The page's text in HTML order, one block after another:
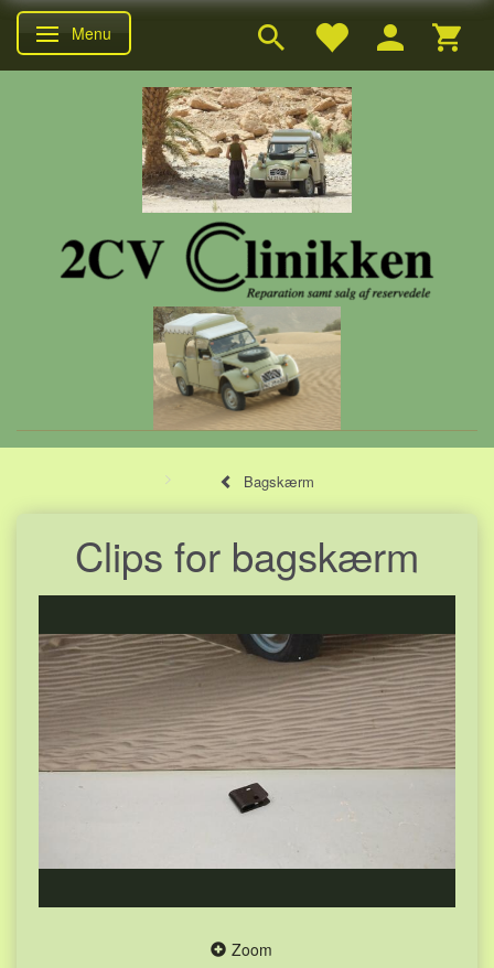
Skifte navigation
Menu
Bagskærm
Clips for bagskærm
Zoom